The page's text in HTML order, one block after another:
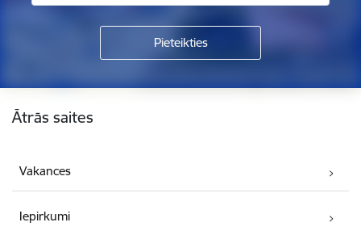
Ātrās saites
Vakances
Iepirkumi